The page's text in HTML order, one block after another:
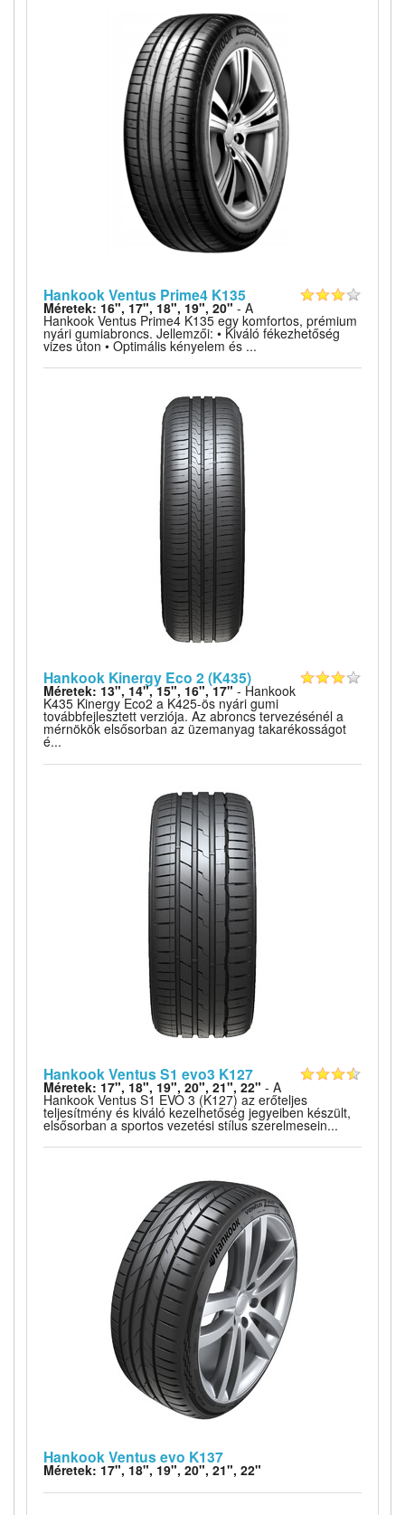
Hankook Ventus Prime4 K135
Méretek: 16", 17", 18", 19", 20" - A
Hankook Ventus Prime4 K135 egy komfortos, prémium
nyári gumiabroncs. Jellemzői: • Kiváló fékezhetőség
vizes úton • Optimális kényelem és ...
Hankook Kinergy Eco 2 (K435)
Méretek: 13", 14", 15", 16", 17" - Hankook
K435 Kinergy Eco2 a K425-ös nyári gumi
továbbfejlesztett verziója. Az abroncs tervezésénél a
mérnökök elsősorban az üzemanyag takarékosságot
é...
Hankook Ventus S1 evo3 K127
Méretek: 17", 18", 19", 20", 21", 22" - A
Hankook Ventus S1 EVO 3 (K127) az erőteljes
teljesítmény és kiváló kezelhetőség jegyeiben készült,
elsősorban a sportos vezetési stílus szerelmesein...
Hankook Ventus evo K137
Méretek: 17", 18", 19", 20", 21", 22"